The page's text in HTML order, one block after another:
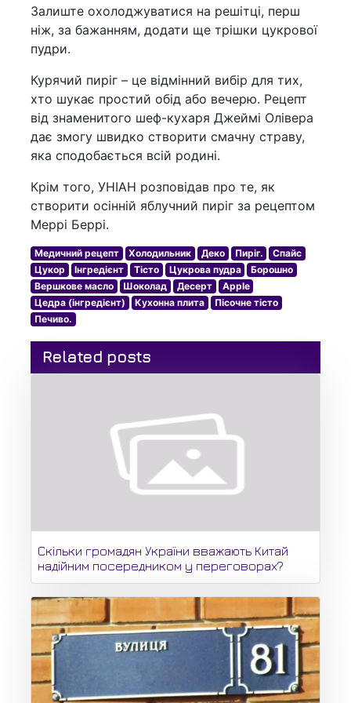
Залиште охолоджуватися на решітці, перш
ніж, за бажанням, додати ще трішки цукрової
пудри.
Курячий пиріг – це відмінний вибір для тих,
хто шукає простий обід або вечерю. Рецепт
від знаменитого шеф-кухаря Джеймі Олівера
дає змогу швидко створити смачну страву,
яка сподобається всій родині.
Крім того, УНІАН розповідав про те, як
створити осінній яблучний пиріг за рецептом
Меррі Беррі.
Медичний рецепт Холодильник Деко Пиріг.
Спайс
Цукор
Інгредієнт Тісто Цукрова пудра
Борошно
Вершкове масло
Шоколад Десерт
Apple
Цедра (інгредієнт)
Кухонна плита
Пісочне тісто
Печиво.
Related posts
Скільки громадян України вважають Китай
надійним посередником у переговорах?